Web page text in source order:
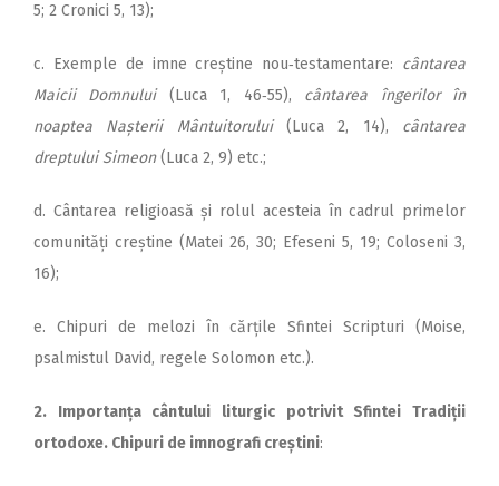
5; 2 Cronici 5, 13);
c. Exemple de imne creștine nou‑testamentare: cântarea
Maicii Domnului(Luca 1, 46‑55), cântarea îngerilor în
noaptea Nașterii Mântuitorului(Luca 2, 14), cântarea
dreptului Simeon(Luca 2, 9) etc.;
d. Cântarea religioasă și rolul acesteia în cadrul primelor
comunități creștine (Matei 26, 30; Efeseni 5, 19; Coloseni 3,
16);
e. Chipuri de melozi în cărțile Sfintei Scripturi (Moise,
psalmistul David, regele Solomon etc.).
2. Importanța cântului liturgic potrivit Sfintei Tradiții
ortodoxe. Chipuri de imnografi creștini: